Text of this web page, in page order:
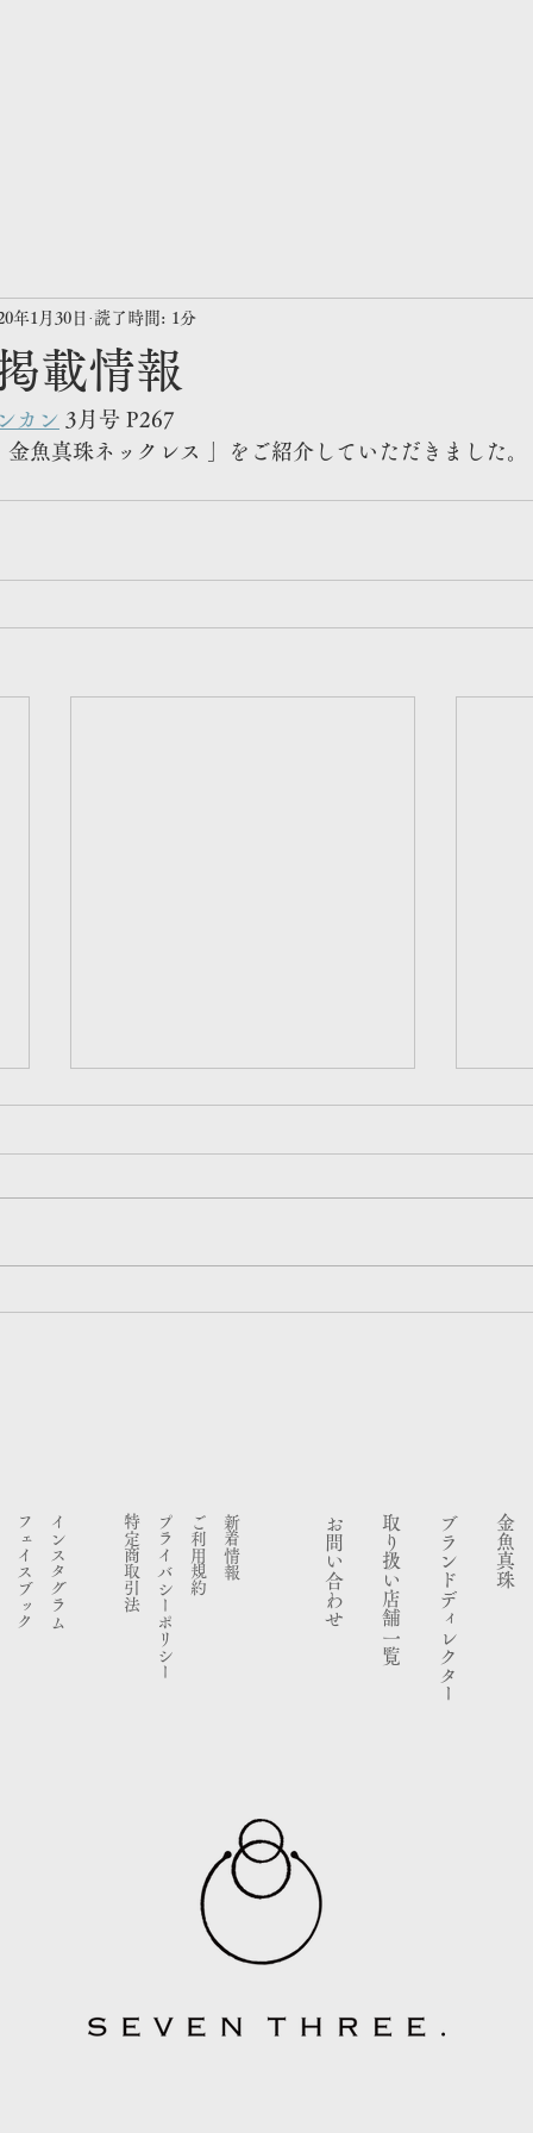
載情報
年1月30日 読了時間: 1分
カン 3月号 P267
魚真珠ネックレス 」をご紹介していただきました。
アーティスト・立石従寛さん対談
みえ 伊勢
インスタグラム
フェイスブック 新着情報
ご利用規約
プライバシーポリシー
​特定商取引法 金魚真珠
ブランドディレクター
​取り扱い店舗一覧
お問い合わせ